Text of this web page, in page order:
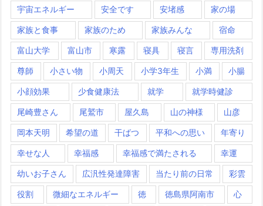
宇宙エネルギー 安全です 安堵感 家の場
家族と食事 家族のため 家族みんな 宿命
富山大学 富山市 寒露 寝具 寝言 専用洗剤
尊師 小さい物 小周天 小学3年生 小満 小腸
小顔効果 少食健康法 就学 就学時健診
尾崎豊さん 尾鷲市 屋久島 山の神様 山彦
岡本天明 希望の道 干ばつ 平和への思い 年寄り
幸せな人 幸福感 幸福感で満たされる 幸運
幼いお子さん 広汎性発達障害 当たり前の日常 彩雲
役割 微細なエネルギー 徳 徳島県阿南市 心